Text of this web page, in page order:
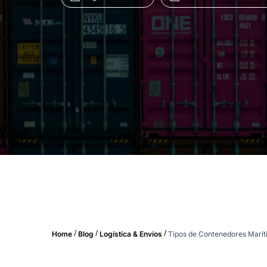
Home / Blog / Logística & Envíos / Tipos de Contenedores